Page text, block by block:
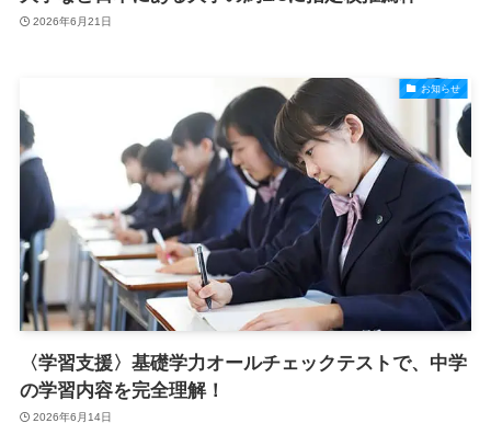
2026年6月21日
お知らせ
〈学習支援〉基礎学力オールチェックテストで、中学
の学習内容を完全理解！
2026年6月14日